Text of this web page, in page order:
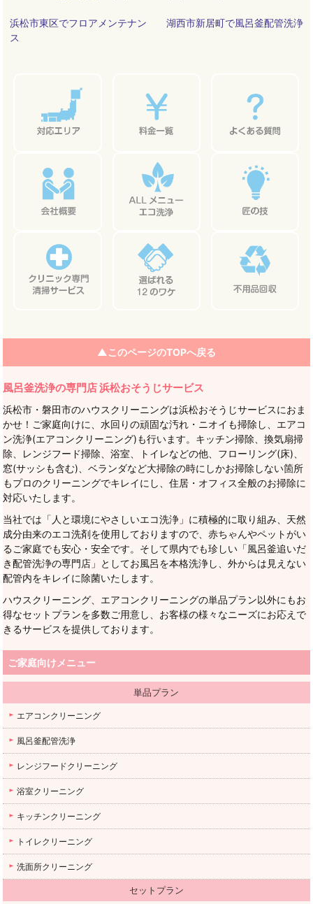
投
稿
浜松市東区でフロアメンテナン
ス
湖西市新居町で風呂釜配管洗浄
▲このページのTOPへ戻る
風呂釜洗浄の専門店 浜松おそうじサービス
浜松市・磐田市のハウスクリーニングは浜松おそうじサービスにおま
かせ！ご家庭向けに、水回りの頑固な汚れ・ニオイも掃除し、エアコ
ン洗浄(エアコンクリーニング)も行います。キッチン掃除、換気扇掃
除、レンジフード掃除、浴室、トイレなどの他、フローリング(床)、
窓(サッシも含む)、ベランダなど大掃除の時にしかお掃除しない箇所
もプロのクリーニングでキレイにし、住居・オフィス全般のお掃除に
対応いたします。
当社では「人と環境にやさしいエコ洗浄」に積極的に取り組み、天然
成分由来のエコ洗剤を使用しておりますので、赤ちゃんやペットがい
るご家庭でも安心・安全です。そして県内でも珍しい「風呂釜追いだ
き配管洗浄の専門店」としてお風呂を本格洗浄し、外からは見えない
配管内をキレイに除菌いたします。
ハウスクリーニング、エアコンクリーニングの単品プラン以外にもお
得なセットプランを多数ご用意し、お客様の様々なニーズにお応えで
きるサービスを提供しております。
ご家庭向けメニュー
単品プラン
エアコンクリーニング
風呂釜配管洗浄
レンジフードクリーニング
浴室クリーニング
キッチンクリーニング
トイレクリーニング
洗面所クリーニング
セットプラン